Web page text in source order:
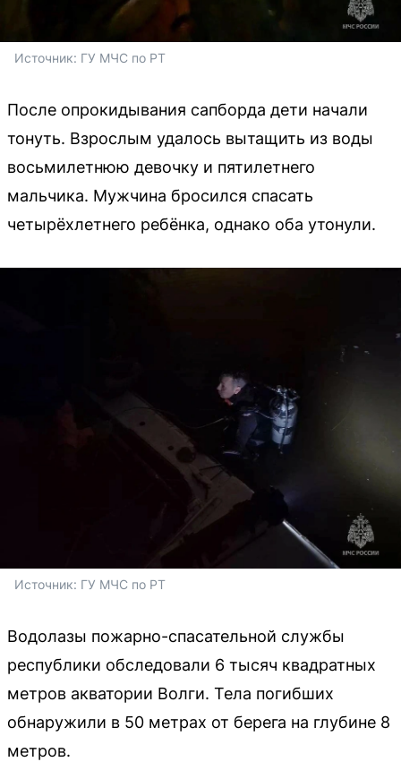
Источник: ГУ МЧС по РТ
После опрокидывания сапборда дети начали
тонуть. Взрослым удалось вытащить из воды
восьмилетнюю девочку и пятилетнего
мальчика. Мужчина бросился спасать
четырёхлетнего ребёнка, однако оба утонули.
Источник: ГУ МЧС по РТ
Водолазы пожарно-спасательной службы
республики обследовали 6 тысяч квадратных
метров акватории Волги. Тела погибших
обнаружили в 50 метрах от берега на глубине 8
метров.